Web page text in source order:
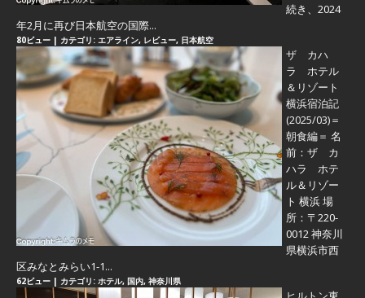
続き、2024
年2月に再び日本航空の国際...
80ビュー | カテゴリ: エアライン, レビュー, 日本航空
ザ カハ
ラ ホテル
＆リゾート
横浜宿泊記
(2025/03)＝
朝食編＝ 名
前：ザ カ
ハラ ホテ
ル＆リゾー
ト 横浜 場
所：〒220-
0012 神奈川
県横浜市西
区みなとみらい1-1...
62ビュー | カテゴリ: ホテル, 国内, 神奈川県